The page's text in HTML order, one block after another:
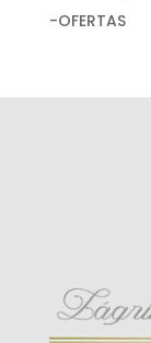
-OFERTAS